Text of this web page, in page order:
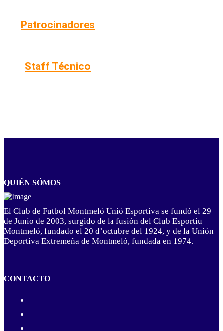
Patrocinadores
Staff Técnico
QUIÉN SÓMOS
El Club de Futbol Montmeló Unió Esportiva se fundó el 29
de Junio de 2003, surgido de la fusión del Club Esportiu
Montmeló, fundado el 20 d’octubre del 1924, y de la Unión
Deportiva Extremeña de Montmeló, fundada en 1974.
CONTACTO